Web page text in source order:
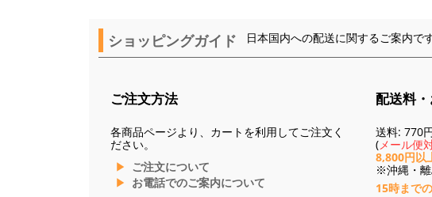
ショッピングガイド 日本国内への配送に関するご案内で
ご注文方法
各商品ページより、カートを利用してご注文く
ださい。
ご注文について
お電話でのご案内について
配送料
送料: 770
( メール便
8,800円以
※沖縄・
15時まで